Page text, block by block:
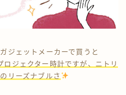
ジェットメーカーで買うと
ジェクター時計ですが、ニトリ
リーズナブルさ